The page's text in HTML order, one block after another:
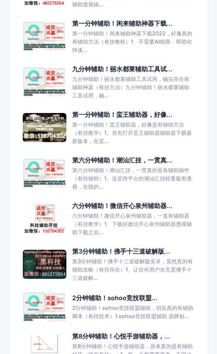
辅助透视辅...
第一分钟辅助！闲来辅助神器下载...
第一分钟辅助！闲来辅助神器下载2022，好像真的
有辅助方法（有挂教程）1、不需要AI权限，帮助你
快速...
九分钟辅助！丽水都莱辅助工具试...
九分钟辅助！丽水都莱辅助工具试用，确实存在有
辅助神器（有挂方法）九分钟辅助！丽水都莱辅助
工具试用，确...
第一分钟辅助！蛮王辅助器，好像...
第一分钟辅助！蛮王辅助器，好像是有辅助方法
（有挂教学）1、首先打开蛮王辅助器辅助器下载最
新版本，在蛮...
第六分钟辅助！潮汕汇挂，一贯真...
第六分钟辅助！潮汕汇挂，一贯真的是有辅助插件
（有挂辅助）1、这是跨平台的潮汕汇挂轻量版有透
视，在线的...
六分钟辅助！微信开心泉州辅助器...
六分钟辅助！微信开心泉州辅助器，一直有辅助器
（有挂教学）1、下载好微信开心泉州辅助器透视辅
助下载之后...
第3分钟辅助！佛手十三道破解版...
第3分钟辅助！佛手十三道破解版安卓，竟然真的有
辅助攻略（有挂存在）1、让任何用户在无需佛手十
三道破解...
2分钟辅助！sohoo竞技联盟...
2分钟辅助！sohoo竞技联盟辅助，切实真的有辅助
脚本（有挂技术）1.sohoo竞技联盟辅助 选牌创...
第8分钟辅助！心悦手游辅助器，...
第8分钟辅助！心悦手游辅助器，原来真的是有辅助